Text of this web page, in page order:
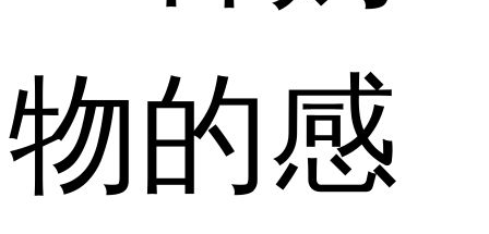
物的感